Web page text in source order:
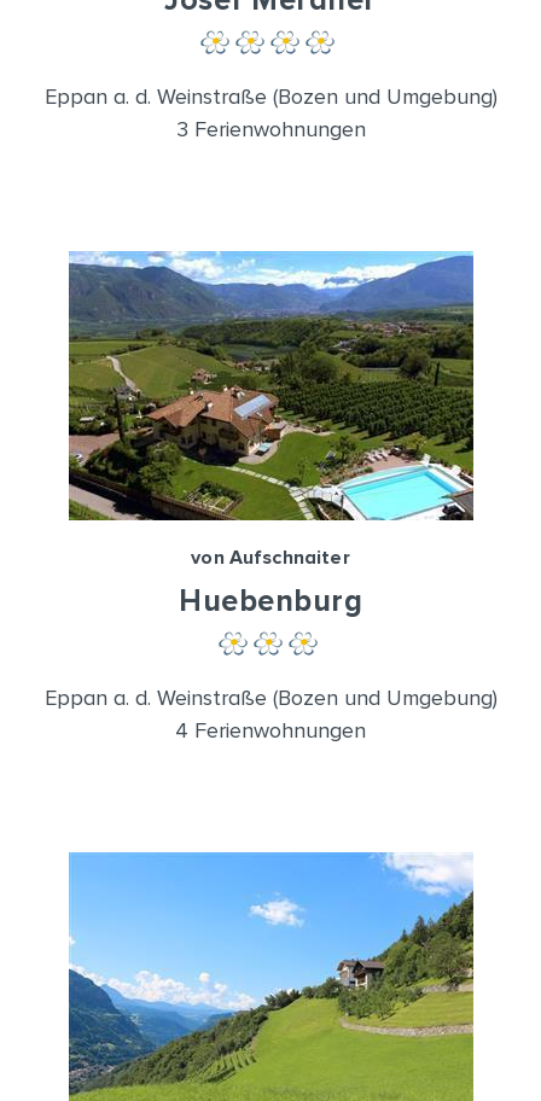
Eppan a. d. Weinstraße (Bozen und Umgebung)
3 Ferienwohnungen
von Aufschnaiter
Huebenburg
Eppan a. d. Weinstraße (Bozen und Umgebung)
4 Ferienwohnungen